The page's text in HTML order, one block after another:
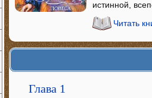
истинной,
Читать
Глава 1